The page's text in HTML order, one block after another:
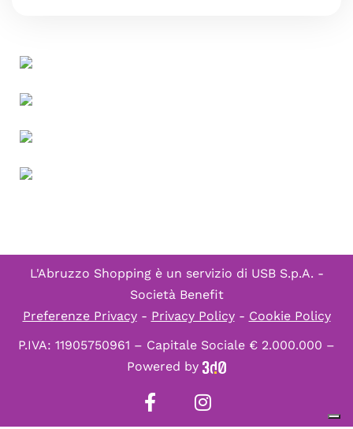
L'Abruzzo Shopping è un servizio di USB S.p.A. -
Società Benefit
Preferenze Privacy- Privacy Policy- Cookie Policy
P.IVA: 11905750961 – Capitale Sociale € 2.000.000 –
Powered by